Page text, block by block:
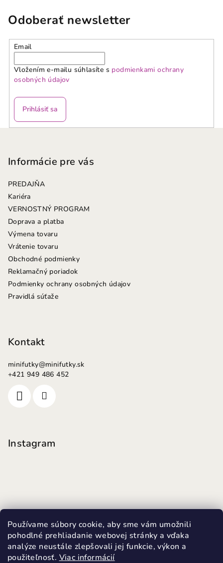
Používame súbory cookie, aby sme vám umožnili
pohodlné prehliadanie webovej stránky a vďaka
analýze neustále zlepšovali jej funkcie, výkon a
použiteľnosť. Viac informácií
Odoberať newsletter
Email
Vložením e-mailu súhlasíte s podmienkami ochrany
osobných údajov
Prihlásiť sa
Informácie pre vás
PREDAJŇA
Kariéra
VERNOSTNÝ PROGRAM
Doprava a platba
Výmena tovaru
Vrátenie tovaru
Obchodné podmienky
Reklamačný poriadok
Podmienky ochrany osobných údajov
Pravidlá súťaže
Kontakt
minifutky@minifutky.sk
+421 949 486 452
Instagram